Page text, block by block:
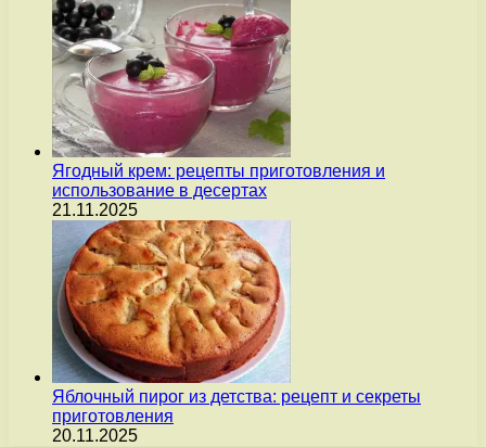
Ягодный крем: рецепты приготовления и
использование в десертах
21.11.2025
Яблочный пирог из детства: рецепт и секреты
приготовления
20.11.2025